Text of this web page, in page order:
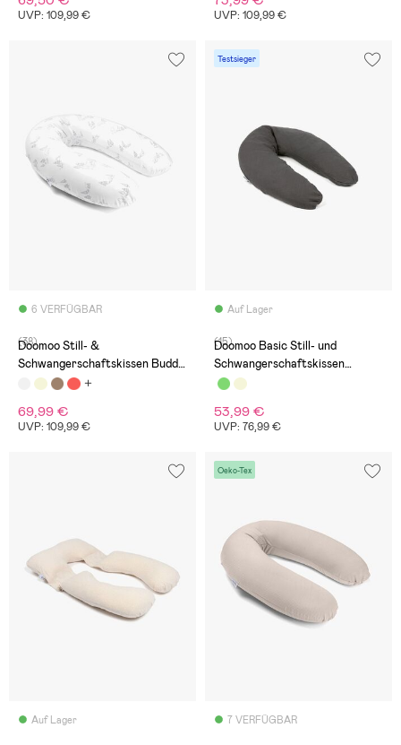
UVP: 109,99 € UVP: 109,99 €
6 VERFÜGBAR
(38)
Doomoo Still- &
Schwangerschaftskissen Buddy,
Wald
69,99 €
UVP: 109,99 €
Testsieger
Auf Lager
(15)
Doomoo Basic Still- und
Schwangerschaftskissen
Musselin, Grau
53,99 €
UVP: 76,99 €
Auf Lager
Oeko-Tex
7 VERFÜGBAR